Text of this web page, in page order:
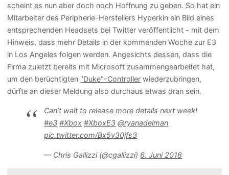
scheint es nun aber doch noch Hoffnung zu geben. So hat ein
Mitarbeiter des Peripherie-Herstellers Hyperkin ein Bild eines
entsprechenden Headsets bei Twitter veröffentlicht - mit dem
Hinweis, dass mehr Details in der kommenden Woche zur E3
in Los Angeles folgen werden. Angesichts dessen, dass die
Firma zuletzt bereits mit Microsoft zusammengearbeitet hat,
um den berüchtigten "Duke"-Controller wiederzubringen,
dürfte an dieser Meldung also durchaus etwas dran sein.
Can’t wait to release more details next week!
#e3 #Xbox #XboxE3 @ryanadelman
pic.twitter.com/Bx5v30jfs3
— Chris Gallizzi (@cgallizzi) 6. Juni 2018